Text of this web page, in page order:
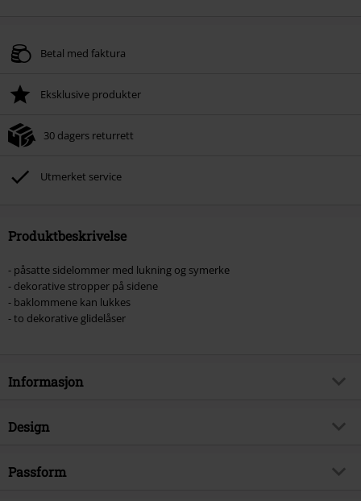
Betal med faktura
Eksklusive produkter
30 dagers returrett
Utmerket service
Produktbeskrivelse
- påsatte sidelommer med lukning og symerke
- dekorative stropper på sidene
- baklommene kan lukkes
- to dekorative glidelåser
Informasjon
Artikkelnummer
Brand
Design
Produkttype
Passform